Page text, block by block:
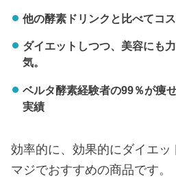
他の酵素ドリンクと比べてコ
ダイエットしつつ、美容にも
気。
ベルタ酵素経験者の99％が痩
実績
効率的に、効果的にダイエッ
マジでおすすめの商品です。